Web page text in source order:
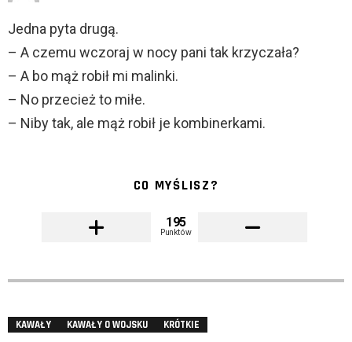
Jedna pyta drugą.
– A czemu wczoraj w nocy pani tak krzyczała?
– A bo mąż robił mi malinki.
– No przecież to miłe.
– Niby tak, ale mąż robił je kombinerkami.
CO MYŚLISZ?
195
Punktów
KAWAŁY KAWAŁY O WOJSKU KRÓTKIE